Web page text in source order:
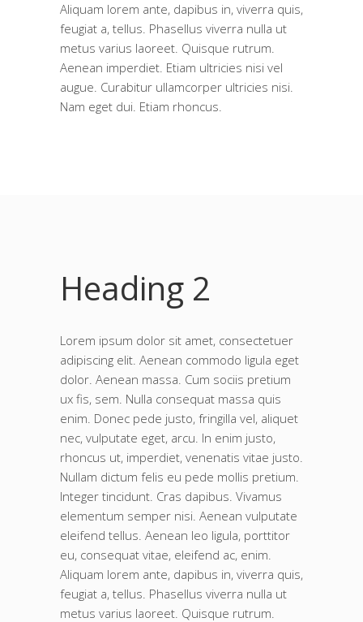
Aliquam lorem ante, dapibus in, viverra quis,
feugiat a, tellus. Phasellus viverra nulla ut
metus varius laoreet. Quisque rutrum.
Aenean imperdiet. Etiam ultricies nisi vel
augue. Curabitur ullamcorper ultricies nisi.
Nam eget dui. Etiam rhoncus.
Heading 2
Lorem ipsum dolor sit amet, consectetuer
adipiscing elit. Aenean commodo ligula eget
dolor. Aenean massa. Cum sociis pretium
ux fis, sem. Nulla consequat massa quis
enim. Donec pede justo, fringilla vel, aliquet
nec, vulputate eget, arcu. In enim justo,
rhoncus ut, imperdiet, venenatis vitae justo.
Nullam dictum felis eu pede mollis pretium.
Integer tincidunt. Cras dapibus. Vivamus
elementum semper nisi. Aenean vulputate
eleifend tellus. Aenean leo ligula, porttitor
eu, consequat vitae, eleifend ac, enim.
Aliquam lorem ante, dapibus in, viverra quis,
feugiat a, tellus. Phasellus viverra nulla ut
metus varius laoreet. Quisque rutrum.